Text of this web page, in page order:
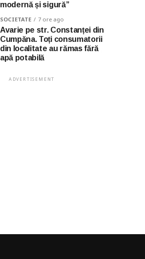
modernă și sigură”
SOCIETATE 7 ore ago
Avarie pe str. Constanței din
Cumpăna. Toți consumatorii
din localitate au rămas fără
apă potabilă
ADVERTISEMENT